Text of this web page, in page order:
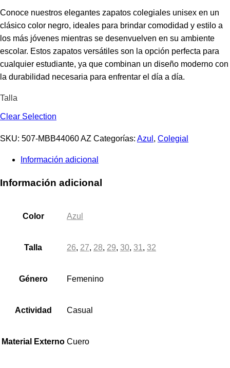
Conoce nuestros elegantes zapatos colegiales unisex en un
clásico color negro, ideales para brindar comodidad y estilo a
los más jóvenes mientras se desenvuelven en su ambiente
escolar. Estos zapatos versátiles son la opción perfecta para
cualquier estudiante, ya que combinan un diseño moderno con
la durabilidad necesaria para enfrentar el día a día.
Talla
Clear Selection
SKU: 507-MBB44060 AZ Categorías: Azul , Colegial
Información adicional
Información adicional
Color Azul
Talla 26, 27, 28, 29, 30, 31, 32
Género Femenino
Actividad Casual
Material Externo Cuero